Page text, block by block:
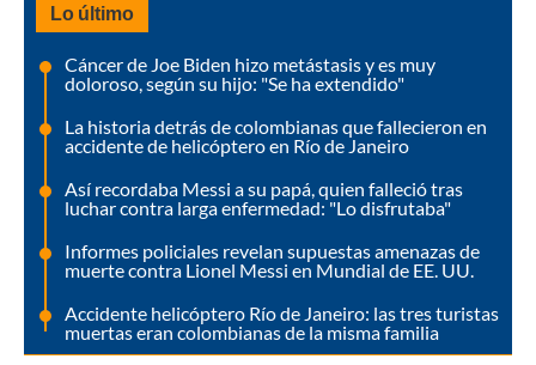
Lo último
Cáncer de Joe Biden hizo metástasis y es muy
doloroso, según su hijo: "Se ha extendido"
La historia detrás de colombianas que fallecieron en
accidente de helicóptero en Río de Janeiro
Así recordaba Messi a su papá, quien falleció tras
luchar contra larga enfermedad: "Lo disfrutaba"
Informes policiales revelan supuestas amenazas de
muerte contra Lionel Messi en Mundial de EE. UU.
Accidente helicóptero Río de Janeiro: las tres turistas
muertas eran colombianas de la misma familia